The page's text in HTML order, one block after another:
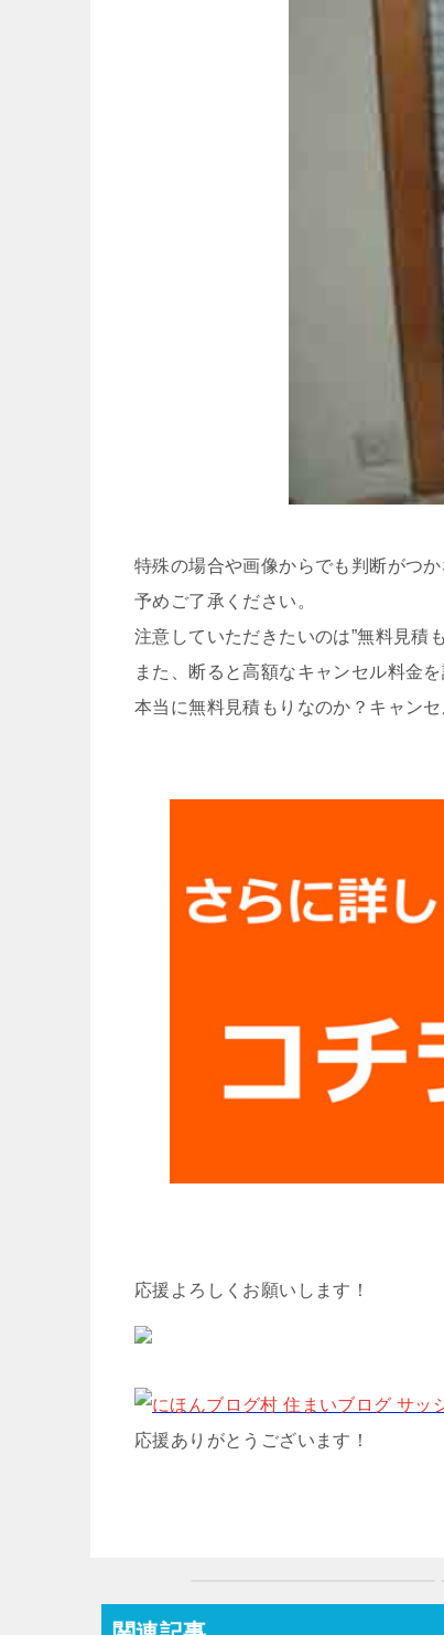
特殊の場合や画像からでも判断がつ
予めご了承ください。
注意していただきたいのは”無料見積
また、断ると高額なキャンセル料金
本当に無料見積もりなのか？キャン
応援よろしくお願いします！
応援ありがとうございます！